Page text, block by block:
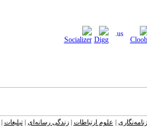
علوم ارتباطات |زندگی رسانه‌ای |تبلیغات